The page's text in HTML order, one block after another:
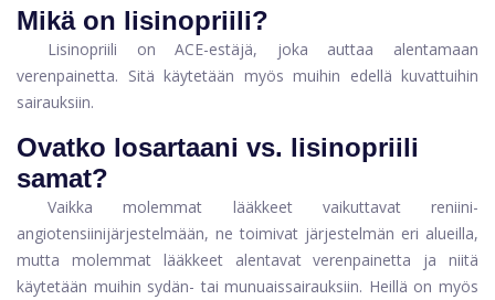
Mikä on lisinopriili?
Lisinopriili on ACE-estäjä, joka auttaa alentamaan
verenpainetta. Sitä käytetään myös muihin edellä kuvattuihin
sairauksiin.
Ovatko losartaani vs. lisinopriili
samat?
Vaikka molemmat lääkkeet vaikuttavat reniini-
angiotensiinijärjestelmään, ne toimivat järjestelmän eri alueilla,
mutta molemmat lääkkeet alentavat verenpainetta ja niitä
käytetään muihin sydän- tai munuaissairauksiin. Heillä on myös